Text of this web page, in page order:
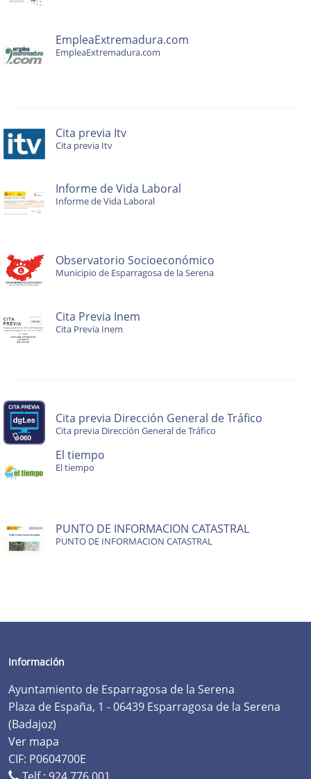
EmpleaExtremadura.com
EmpleaExtremadura.com
Cita previa Itv
Cita previa Itv
Informe de Vida Laboral
Informe de Vida Laboral
Observatorio Socioeconómico
Municipio de Esparragosa de la Serena
Cita Previa Inem
Cita Previa Inem
Cita previa Dirección General de Tráfico
Cita previa Dirección General de Tráfico
El tiempo
El tiempo
PUNTO DE INFORMACION CATASTRAL
PUNTO DE INFORMACION CATASTRAL
Información
Ayuntamiento de Esparragosa de la Serena
Plaza de España, 1 - 06439 Esparragosa de la Serena
(Badajoz)
Ver mapa
CIF: P0604700E